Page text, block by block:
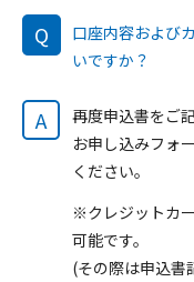
Q
口座内容および
いですか？
A
再度申込書をご
お申し込みフォ
ください。
※クレジットカ
可能です。
(その際は申込書